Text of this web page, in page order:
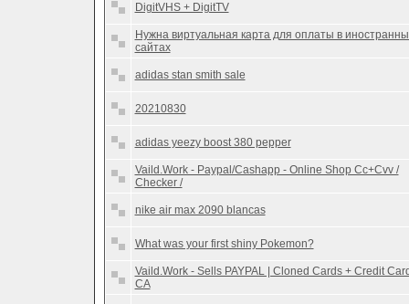
DigitVHS + DigitTV
Нужна виртуальная карта для оплаты в
сайтах
adidas stan smith sale
20210830
adidas yeezy boost 380 pepper
Vaild.Work - Paypal/Cashapp - Online Shop Cc+Cvv /
Checker /
nike air max 2090 blancas
What was your first shiny Pokemon?
Vaild.Work - Sells PAYPAL | Cloned Cards + Credit
CA